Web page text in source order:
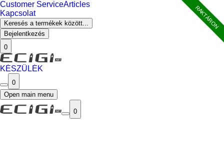
Customer ServiceArticles
Kapcsolat
Keresés a termékek között...
Bejelentkezés
0
KÉSZÜLÉK
0
Open main menu
0
RAKTÁRON